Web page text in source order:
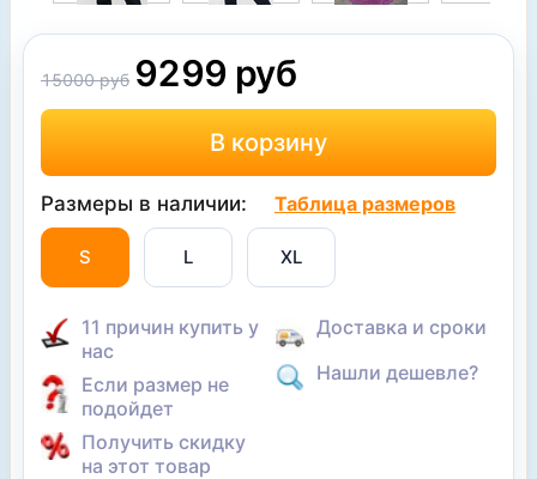
15000 руб 9299 руб
Размеры в наличии: Таблица размеров
S L XL
11 причин купить у
нас
Если размер не
подойдет
Получить скидку
на этот товар
Доставка и сроки
Нашли дешевле?